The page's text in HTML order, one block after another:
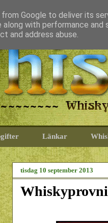
Länkar
tisdag 10 september 2013
Google to deliver its
along with performance
and address abuse.